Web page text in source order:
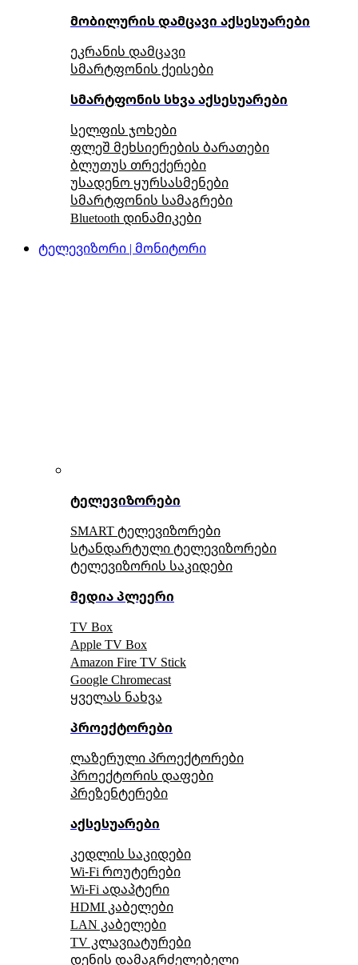
მობილურის დამცავი აქსესუარები
ეკრანის დამცავი
სმარტფონის ქეისები
სმარტფონის სხვა აქსესუარები
სელფის ჯოხები
ფლეშ მეხსიერების ბარათები
ბლუთუს თრექერები
უსადენო ყურსასმენები
სმარტფონის სამაგრები
Bluetooth დინამიკები
ტელევიზორი | მონიტორი
ტელევიზორები
SMART ტელევიზორები
სტანდარტული ტელევიზორები
ტელევიზორის საკიდები
მედია პლეერი
TV Box
Apple TV Box
Amazon Fire TV Stick
Google Chromecast
ყველას ნახვა
პროექტორები
ლაზერული პროექტორები
პროექტორის დაფები
პრეზენტერები
აქსესუარები
კედლის საკიდები
Wi-Fi როუტერები
Wi-Fi ადაპტერი
HDMI კაბელები
LAN კაბელები
TV კლავიატურები
დენის დამაგრძელებელი